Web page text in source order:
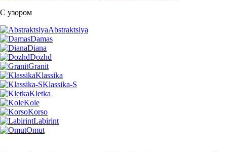
С узором
Abstraktsiya
Damas
Diana
Dozhd
Granit
Klassika
Klassika-S
Kletka
Kole
Korso
Labirint
Omut